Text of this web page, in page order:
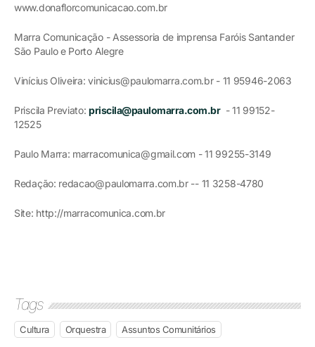
www.donaflorcomunicacao.com.br
Marra Comunicação - Assessoria de imprensa Faróis Santander
São Paulo e Porto Alegre
Vinícius Oliveira: vinicius@paulomarra.com.br - 11 95946-2063
Priscila Previato:priscila@paulomarra.com.br- 11 99152-
12525
Paulo Marra: marracomunica@gmail.com - 11 99255-3149
Redação: redacao@paulomarra.com.br -- 11 3258-4780
Site: http://marracomunica.com.br
Tags
Cultura Orquestra Assuntos Comunitários